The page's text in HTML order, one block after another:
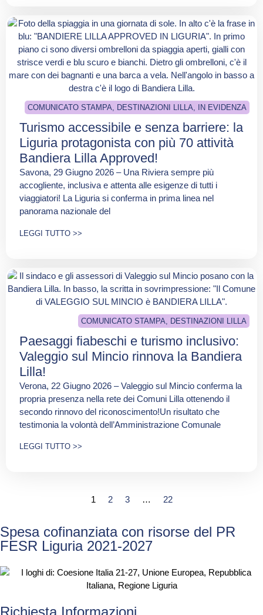
COMUNICATO STAMPA, DESTINAZIONI LILLA, IN EVIDENZA
Turismo accessibile e senza barriere: la
Liguria protagonista con più 70 attività
Bandiera Lilla Approved!
Savona, 29 Giugno 2026 – Una Riviera sempre più
accogliente, inclusiva e attenta alle esigenze di tutti i
viaggiatori! La Liguria si conferma in prima linea nel
panorama nazionale del
LEGGI TUTTO >>
COMUNICATO STAMPA DESTINAZIONI LILLA
Paesaggi fiabeschi e turismo inclusivo:
Valeggio sul Mincio rinnova la Bandiera
Lilla!
Verona, 22 Giugno 2026 – Valeggio sul Mincio conferma la
propria presenza nella rete dei Comuni Lilla ottenendo il
secondo rinnovo del riconoscimento!Un risultato che
testimonia la volontà dell’Amministrazione Comunale
LEGGI TUTTO >>
1 2 3 … 22
Spesa cofinanziata con risorse del PR
FESR Liguria 2021-2027